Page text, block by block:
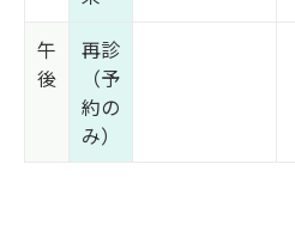
午
後
再診
（予
約の
み）